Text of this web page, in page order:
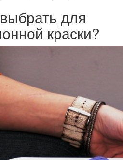
для
краски?